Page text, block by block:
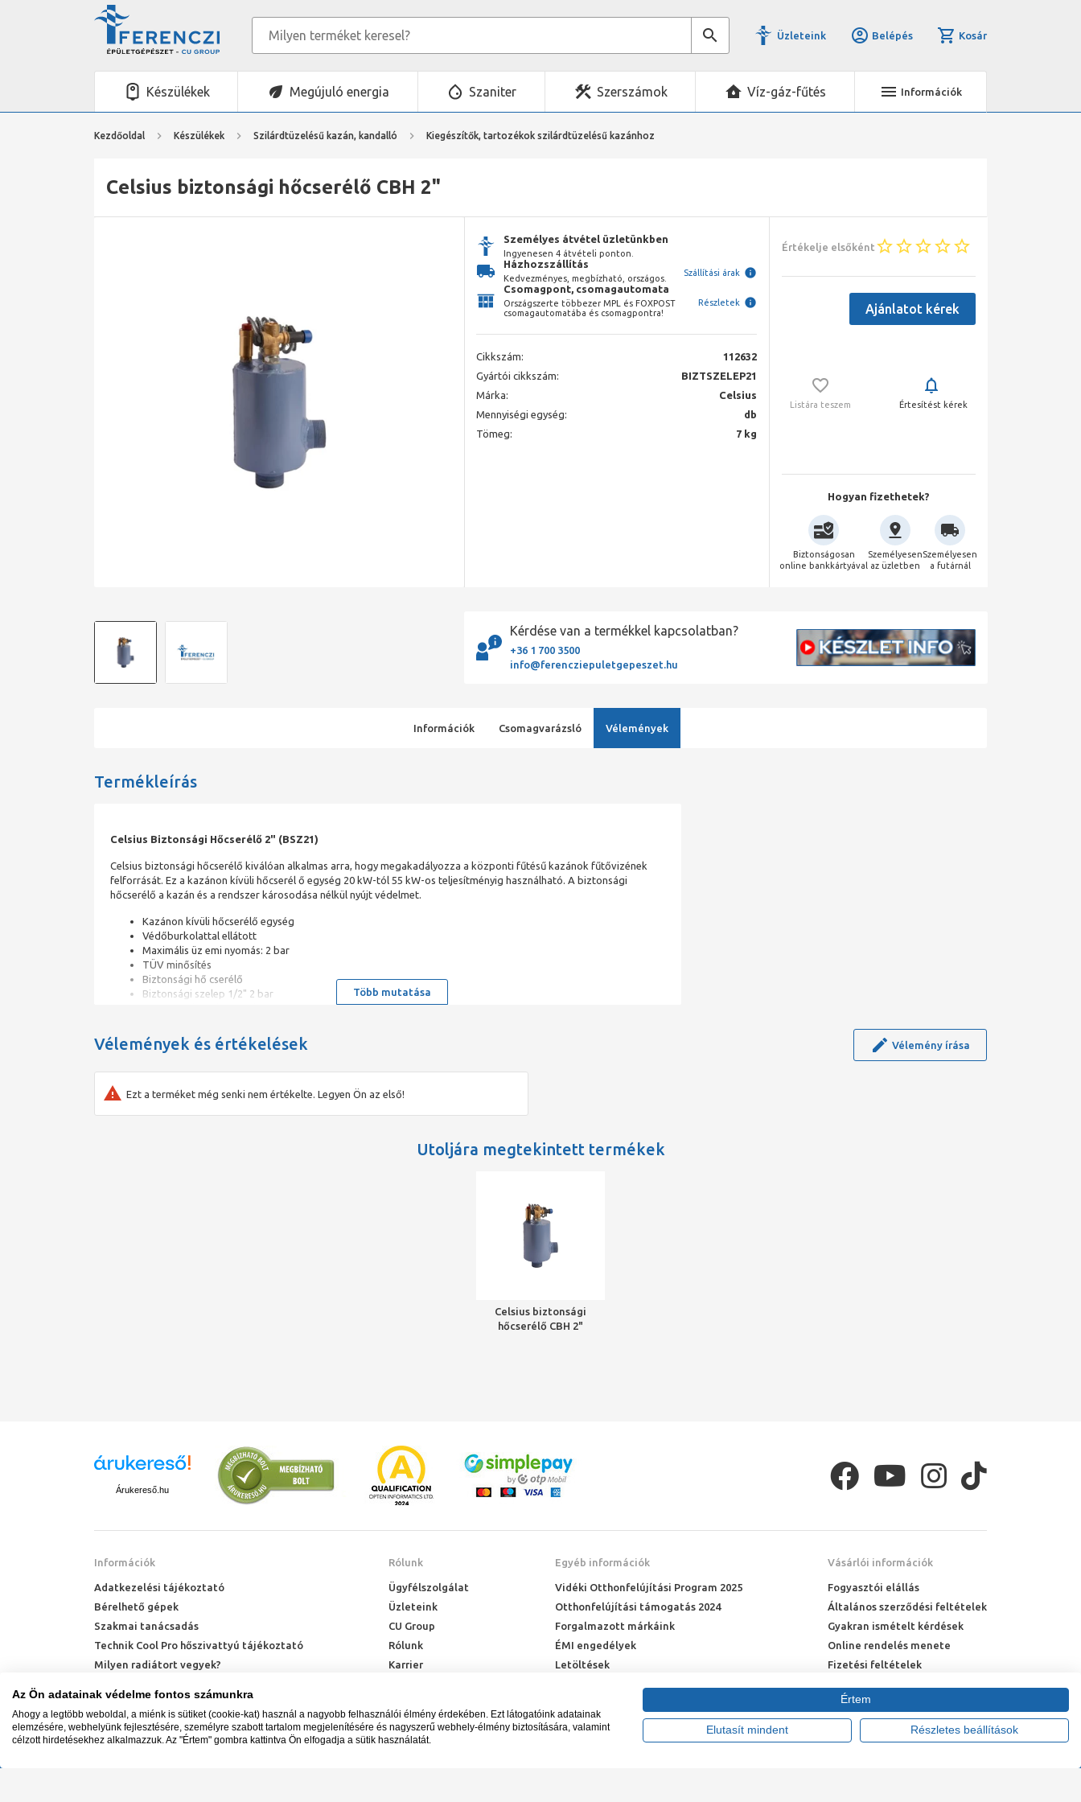
Üzleteink Belépés Kosár
Készülékek Megújuló energia Szaniter Szerszámok Víz-gáz-fűtés Információk
Kezdőoldal Készülékek Szilárdtüzelésű kazán, kandalló Kiegészítők, tartozékok szilárdtüzelésű kazánhoz
Celsius biztonsági hőcserélő CBH 2"
Személyes átvétel üzletünkben
Ingyenesen 4 átvételi ponton.
Házhozszállítás
Kedvezményes, megbízható, országos.
Szállítási árak
Csomagpont, csomagautomata
Országszerte többezer MPL és FOXPOST
csomagautomatába és csomagpontra!
Részletek
Cikkszám:
112632
Gyártói cikkszám:
BIZTSZELEP21
Márka:
Celsius
Mennyiségi egység:
db
Tömeg:
7 kg
Értékelje elsőként
Ajánlatot kérek
Listára teszem Értesítést kérek
Hogyan fizethetek?
Biztonságosan
online bankkártyával
Személyesen
az üzletben
Személyesen
a futárnál
Kérdése van a termékkel kapcsolatban?
+36 1 700 3500
info@ferencziepuletgepeszet.hu
Információk Csomagvarázsló Vélemények
Termékleírás
Celsius Biztonsági Hőcserélő 2" (BSZ21)
Celsius biztonsági hőcserélő kiválóan alkalmas arra, hogy megakadályozza a központi fűtésű kazánok fűtővizének
felforrását. Ez a kazánon kívüli hőcserél ő egység 20 kW-tól 55 kW-os teljesítményig használható. A biztonsági
hőcserélő a kazán és a rendszer károsodása nélkül nyújt védelmet.
Kazánon kívüli hőcserélő egység
Védőburkolattal ellátott
Maximális üz emi nyomás: 2 bar
TÜV minősítés
Biztonsági hő cserélő
Biztonsági szelep 1/2" 2 bar
A termikus biztonsági szelep merülőhüvelye érzékeli a kazán fűtővíz hőmérsékletét, amikor a fűtővíz hőmérséklete 97
sérülések elkerülése végett).
Ezzel a kazán és fűtési rendszerben lévő víz visszahűl a normál 80-90 oC-ra.
– A teljesebb biztonságra törekvés érdekében javasolt szünetmentes tápegység beépítése is, mivel a szelepnyitások,
Több mutatása
Vélemények és értékelések Vélemény írása
Ezt a terméket még senki nem értékelte. Legyen Ön az első!
Utoljára megtekintett termékek
Celsius biztonsági
hőcserélő CBH 2"
Árukereső.hu
Információk
Adatkezelési tájékoztató
Bérelhető gépek
Szakmai tanácsadás
Technik Cool Pro hőszivattyú tájékoztató
Milyen radiátort vegyek?
Rólunk
Ügyfélszolgálat
Üzleteink
CU Group
Rólunk
Karrier
Egyéb információk
Vidéki Otthonfelújítási Program 2025
Otthonfelújítási támogatás 2024
Forgalmazott márkáink
ÉMI engedélyek
Letöltések
Vásárlói információk
Fogyasztói elállás
Általános szerződési feltételek
Gyakran ismételt kérdések
Online rendelés menete
Fizetési feltételek
Az Ön adatainak védelme fontos számunkra
Ahogy a legtöbb weboldal, a miénk is sütiket (cookie-kat) használ a nagyobb felhasználói élmény érdekében. Ezt látogatóink adatainak
elemzésére, webhelyünk fejlesztésére, személyre szabott tartalom megjelenítésére és nagyszerű webhely-élmény biztosítására, valamint
célzott hirdetésekhez alkalmazzuk. Az "Értem" gombra kattintva Ön elfogadja a sütik használatát.
Értem
Elutasít mindent Részletes beállítások